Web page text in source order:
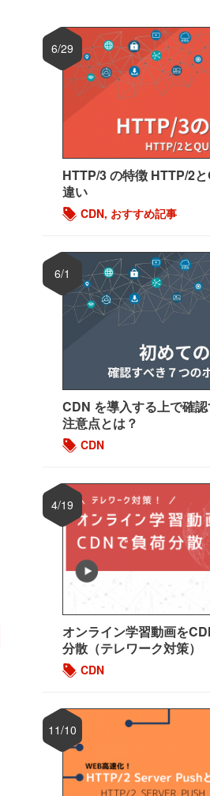
HTTP/3 の特徴 HTTP/2
違い
6/29
CDN, おすすめ記事
CDN を導入する上で確
注意点とは？
6/1
CDN
オンライン学習動画を
分散（テレワーク対策）
4/19
CDN
11/10